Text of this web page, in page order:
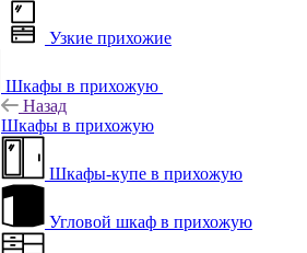
Узкие прихожие
Шкафы в прихожую
Назад
Шкафы в прихожую
Шкафы-купе в прихожую
Угловой шкаф в прихожую